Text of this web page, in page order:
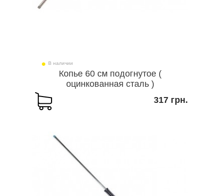
В наличии
Копье 60 см подогнутое (
оцинкованная сталь )
317 грн.